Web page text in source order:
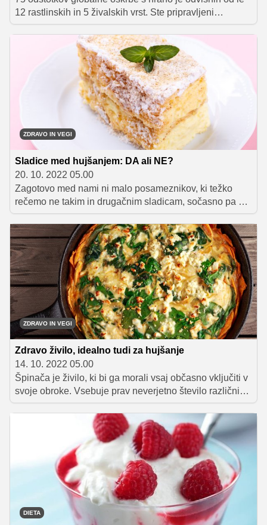
12 rastlinskih in 5 živalskih vrst. Ste pripravljeni
spremeniti svoj pogled na prehrano?
ZDRAVO IN VEGI
Sladice med hujšanjem: DA ali NE?
20. 10. 2022 05.00
Zagotovo med nami ni malo posameznikov, ki težko
rečemo ne takim in drugačnim sladicam, sočasno pa se
obremenjujemo z odvečnimi kilogrami in si govorimo, od
jutri naprej bo vse drugače. Ta jutri običajno vključuje
dieto, v kateri premagujemo željo po sladkem in upamo,
da se bo končno zmanjšala tudi številka na tehtnici.
Ampak, ali se moramo med hujšanjem res povsem
odpovedati sladicam?
ZDRAVO IN VEGI
Zdravo živilo, idealno tudi za hujšanje
14. 10. 2022 05.00
Špinača je živilo, ki bi ga morali vsaj občasno vključiti v
svoje obroke. Vsebuje prav neverjetno število različnih
vitaminov, mineralov in drugih snovi, ki nam koristijo.
Privoščiti bi si jo morali tudi vsi, ki si želijo izgubiti
odvečne kilograme, saj bi lahko rekli, da je idealno
živilo za hujšanje. Z njo namreč zaužijemo kopico
hranil, obenem pa ima nizko energijsko vrednost.
DIETA